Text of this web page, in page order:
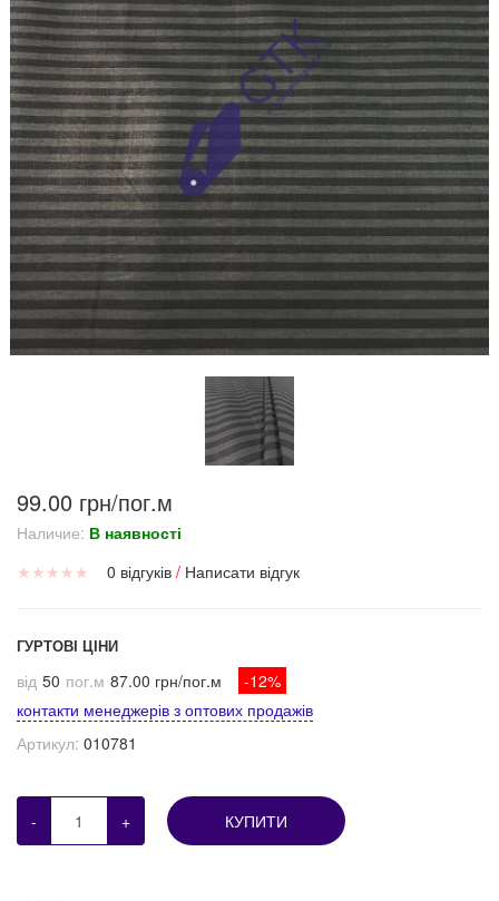
99.00 грн/пог.м
Наличие: В наявності
★ ★ ★ ★ ★ 0 відгуків / Написати відгук
ГУРТОВІ ЦІНИ
від 50 пог.м 87.00 грн/пог.м
-12%
контакти менеджерів з оптових продажів
Артикул: 010781
- + КУПИТИ